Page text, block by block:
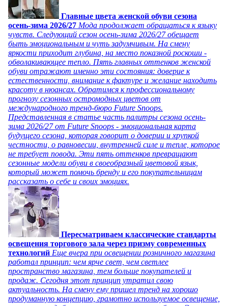
Главные цвета женской обуви сезона
осень-зима 2026/27 Мода продолжает обращаться к языку
чувств. Следующий сезон осень-зима 2026/27 обещает
быть эмоциональным и чуть задумчивым. На смену
яркости приходит глубина, на место показной роскоши -
обволакивающее тепло. Пять главных оттенков женской
обуви отражают именно эти состояния: доверие к
естественности, внимание к фактуре и желание находить
красоту в нюансах. Обратимся к профессиональному
прогнозу сезонных остромодных цветов от
международного тренд-бюро Future Snoops.
Представленная в статье часть палитры сезона осень-
зима 2026/27 от Future Snoops - эмоциональная карта
будущего сезона, которая говорит о доверии и хрупкой
честности, о равновесии, внутренней силе и тепле, которое
не требует повода. Эти пять оттенков превращают
сезонные модели обуви в своеобразный цветовой язык,
который может помочь бренду и его покупательницам
рассказать о себе и своих эмоциях.
Пересматриваем классические стандарты
освещения торгового зала через призму современных
технологий Еще вчера при освещении розничного магазина
работал принцип: чем ярче свет, чем светлее
пространство магазина, тем больше покупателей и
продаж. Сегодня этот принцип утратил свою
актуальность. На смену ему пришел тренд на хорошо
продуманную концепцию, грамотно используемое освещение,